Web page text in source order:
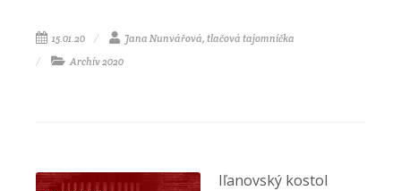
15.01.20
Jana Nunvářová, tlačová tajomníčka
Archív 2020
Iľanovský kostol